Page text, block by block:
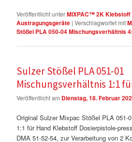
Veröffentlicht unterMIXPAC™ 2K Klebstoff
Austragungsgeräte |Verschlagwortet mit
Stößel PLA 050-04 Mischungsverhältnis
Sulzer Stößel PLA 051-01
Mischungsverhältnis 1:1
Veröffentlicht am Dienstag, 18. Februar
Original Sulzer Mixpac Stößel PLA 051-
1:1 für Hand Klebstoff Dosierpistole-
DMA 51-52-54, zur Verarbeitung von 2